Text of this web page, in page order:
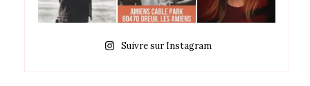
Suivre sur Instagram